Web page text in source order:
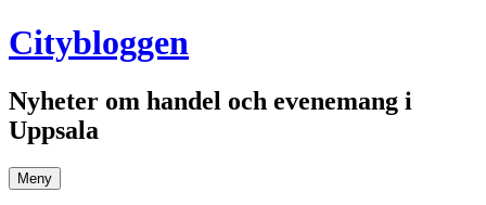
Hoppa
till
Citybloggen
Nyheter om handel och evenemang i
Uppsala
Meny